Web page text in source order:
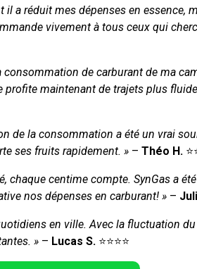
a réduit mes dépenses en essence,
vivement à tous ceux qui
de carburant de ma
profite maintenant de trajets plus
de la consommation a été un vrai
ses fruits rapidement. » – Théo H.
chaque centime compte. SynGas a
nos dépenses en carburant! » –
en ville. Avec la fluctuation du
» – Lucas S. ⭐⭐⭐⭐